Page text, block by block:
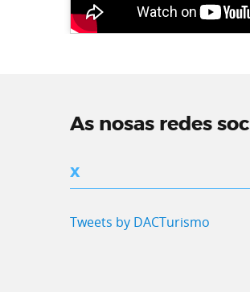
As nosas redes
X
Tweets by DACTurismo